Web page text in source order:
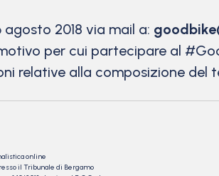
2018 via mail a:
per cui partecipare al
relative alla composizione del
online
il Tribunale di Bergamo